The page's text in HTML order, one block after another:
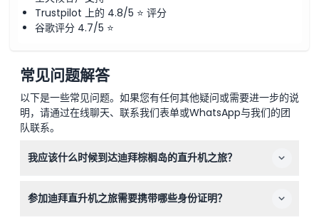
Trustpilot 上的 4.8/5 ⭐ 评分
谷歌评分 4.7/5 ⭐
常见问题解答
以下是一些常见问题。如果您有任何其他疑问或需要进一步的说
明，请通过在线聊天、联系我们表单或WhatsApp与我们的团
队联系。
我应该什么时候到达迪拜棕榈岛的直升机之旅？
理登机手续、安全简报和介绍。
参加迪拜直升机之旅需要携带哪些身份证明？